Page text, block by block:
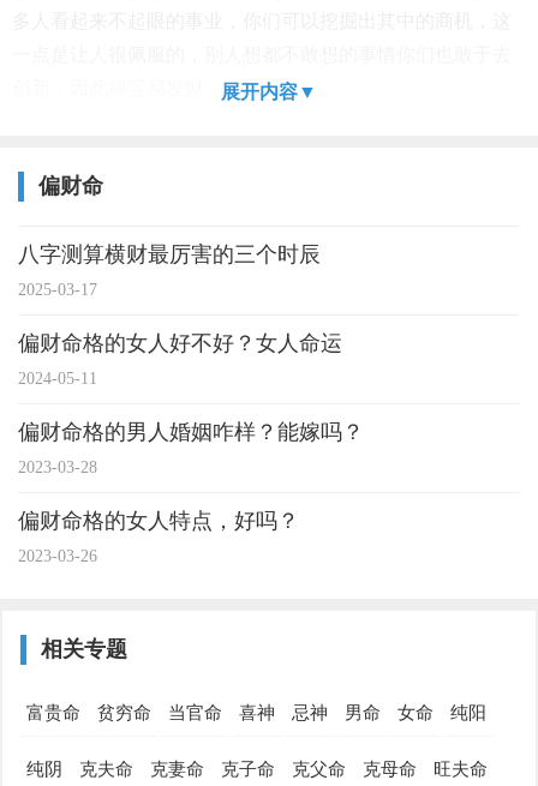
展开内容▼
偏财命
八字测算横财最厉害的三个时辰
2025-03-17
偏财命格的女人好不好？女人命运
2024-05-11
偏财命格的男人婚姻咋样？能嫁吗？
2023-03-28
偏财命格的女人特点，好吗？
2023-03-26
相关专题
富贵命 贫穷命 当官命 喜神 忌神 男命 女命 纯阳
纯阴 克夫命 克妻命 克子命 克父命 克母命 旺夫命